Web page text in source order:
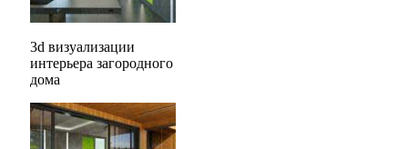
3d визуализации
интерьера загородного
дома